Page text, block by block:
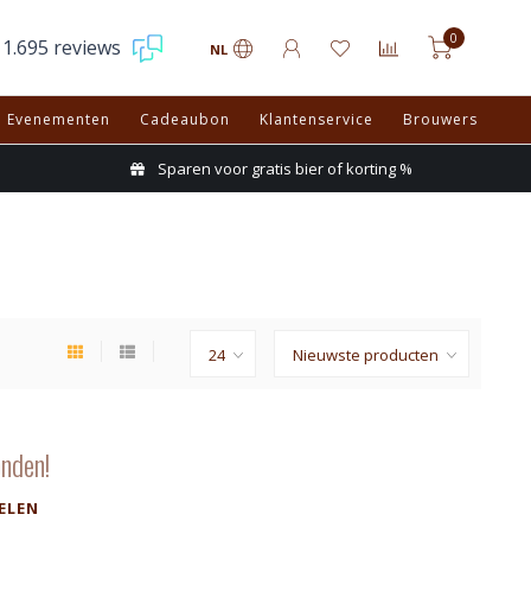
1.695 reviews NL
0
Evenementen Cadeaubon Klantenservice Brouwers
Sparen voor gratis bier of korting %